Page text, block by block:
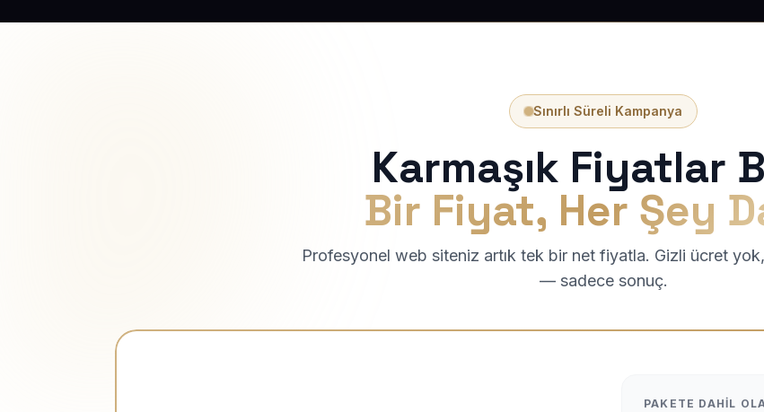
Sınırlı Süreli Kampanya
Karmaşık Fiyatlar
Bir Fiyat, Her Şey
Profesyonel web siteniz artık tek bir net fiyatla. Gizli ücret
— sadece sonuç.
PAKETE DAHIL